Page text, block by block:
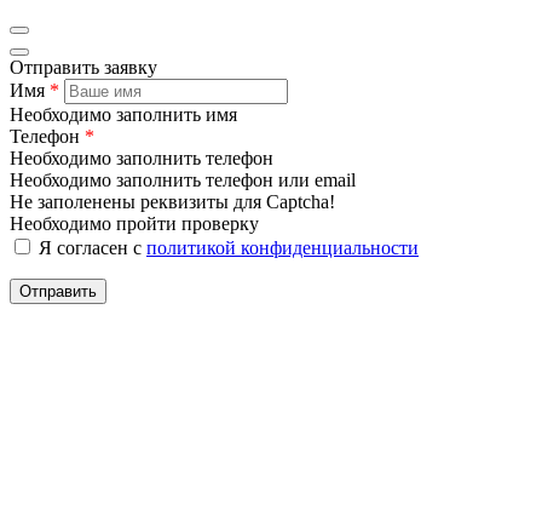
Отправить заявку
Имя *
Необходимо заполнить имя
Телефон *
Необходимо заполнить телефон
Необходимо заполнить телефон или email
Не заполенены реквизиты для Captcha!
Необходимо пройти проверку
Я согласен с политикой конфиденциальности
Отправить